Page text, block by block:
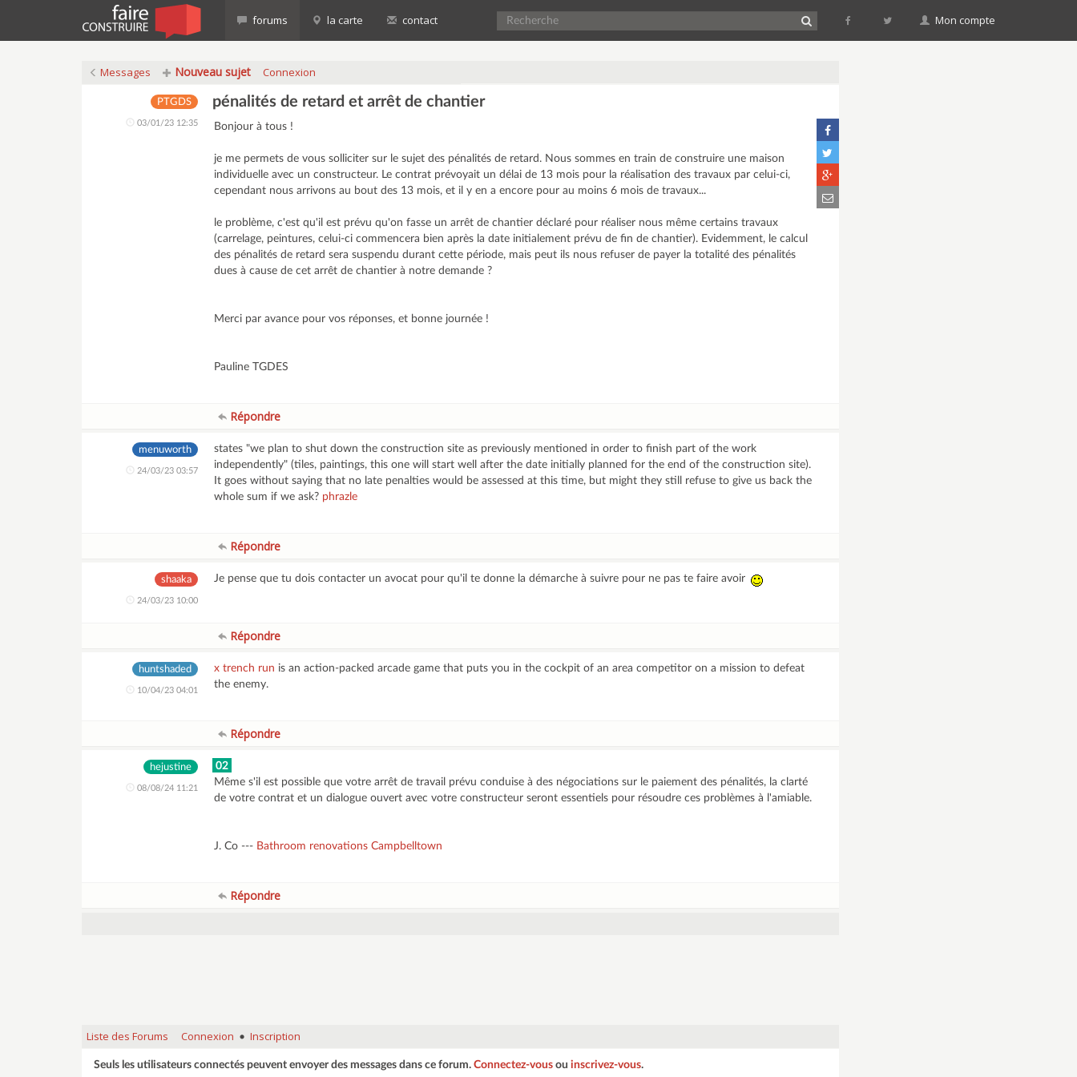
forums la carte contact Mon compte
Messages Nouveau sujet Connexion
PTGDS
03/01/23 12:35
pénalités de retard et arrêt de chantier
Bonjour à tous !
je me permets de vous solliciter sur le sujet des pénalités de retard. Nous sommes en train de construire une maison
individuelle avec un constructeur. Le contrat prévoyait un délai de 13 mois pour la réalisation des travaux par celui-ci,
cependant nous arrivons au bout des 13 mois, et il y en a encore pour au moins 6 mois de travaux...
le problème, c'est qu'il est prévu qu'on fasse un arrêt de chantier déclaré pour réaliser nous même certains travaux
(carrelage, peintures, celui-ci commencera bien après la date initialement prévu de fin de chantier). Evidemment, le calcul
des pénalités de retard sera suspendu durant cette période, mais peut ils nous refuser de payer la totalité des pénalités
dues à cause de cet arrêt de chantier à notre demande ?
Merci par avance pour vos réponses, et bonne journée !
Pauline TGDES
Répondre
menuworth
24/03/23 03:57
states "we plan to shut down the construction site as previously mentioned in order to finish part of the work
independently" (tiles, paintings, this one will start well after the date initially planned for the end of the construction site).
It goes without saying that no late penalties would be assessed at this time, but might they still refuse to give us back the
whole sum if we ask? phrazle
Répondre
shaaka
24/03/23 10:00
Je pense que tu dois contacter un avocat pour qu'il te donne la démarche à suivre pour ne pas te faire avoir
Répondre
huntshaded
10/04/23 04:01
x trench run is an action-packed arcade game that puts you in the cockpit of an area competitor on a mission to defeat
the enemy.
Répondre
hejustine
08/08/24 11:21
02
Même s'il est possible que votre arrêt de travail prévu conduise à des négociations sur le paiement des pénalités, la clarté
de votre contrat et un dialogue ouvert avec votre constructeur seront essentiels pour résoudre ces problèmes à l'amiable.
J. Co --- Bathroom renovations Campbelltown
Répondre
Liste des Forums Connexion • Inscription
Seuls les utilisateurs connectés peuvent envoyer des messages dans ce forum. Connectez-vous ou inscrivez-vous.